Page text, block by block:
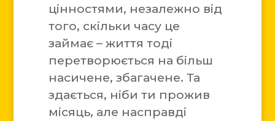
цінностями, незалежно від
того, скільки часу це
займає – життя тоді
перетворюється на більш
насичене, збагачене. Та
здається, ніби ти прожив
місяць, але насправді